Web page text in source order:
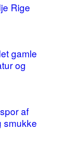
Rige
gamle
og
af
smukke